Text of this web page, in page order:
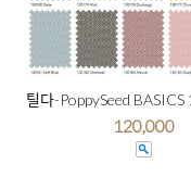
틸다-PoppySeed
120,000